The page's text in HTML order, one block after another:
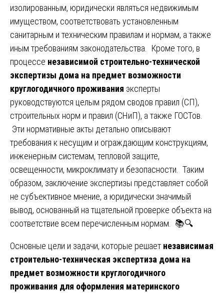
изолированным, юридически являться недвижимым
имуществом, соответствовать установленным
санитарным и техническим правилам и нормам, а также
иным требованиям законодательства. Кроме того, в
процессе независимой строительно-технической
экспертизы дома на предмет возможности
круглогодичного проживания эксперты
руководствуются целым рядом сводов правил (СП),
строительных норм и правил (СНиП), а также ГОСТов.
Эти нормативные акты детально описывают
требования к несущим и ограждающим конструкциям,
инженерным системам, тепловой защите,
освещенности, микроклимату и безопасности. Таким
образом, заключение экспертизы представляет собой
не субъективное мнение, а юридически значимый
вывод, основанный на тщательной проверке объекта на
соответствие всем перечисленным нормам. 📚🔍
Основные цели и задачи, которые решает независимая
строительно-техническая экспертиза дома на
предмет возможности круглогодичного
проживания для оформления материнского